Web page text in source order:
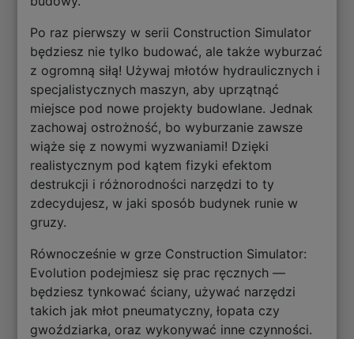
Po raz pierwszy w serii Construction Simulator
będziesz nie tylko budować, ale także wyburzać
z ogromną siłą! Używaj młotów hydraulicznych i
specjalistycznych maszyn, aby uprzątnąć
miejsce pod nowe projekty budowlane. Jednak
zachowaj ostrożność, bo wyburzanie zawsze
wiąże się z nowymi wyzwaniami! Dzięki
realistycznym pod kątem fizyki efektom
destrukcji i różnorodności narzędzi to ty
zdecydujesz, w jaki sposób budynek runie w
gruzy.
Równocześnie w grze Construction Simulator:
Evolution podejmiesz się prac ręcznych —
będziesz tynkować ściany, używać narzędzi
takich jak młot pneumatyczny, łopata czy
gwoździarka, oraz wykonywać inne czynności.